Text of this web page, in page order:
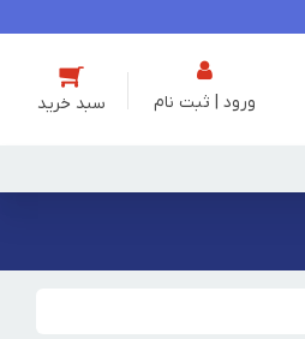
ورود | ثبت نام